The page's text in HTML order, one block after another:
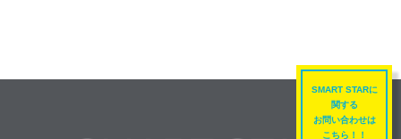
SMART STARに
関する
お問い合わせは
こちら！！